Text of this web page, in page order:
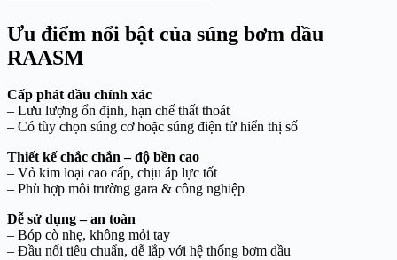
Ưu điểm nổi bật của súng bơm dầu
RAASM
Cấp phát dầu chính xác
– Lưu lượng ổn định, hạn chế thất thoát
– Có tùy chọn súng cơ hoặc súng điện tử hiển thị số
Thiết kế chắc chắn – độ bền cao
– Vỏ kim loại cao cấp, chịu áp lực tốt
– Phù hợp môi trường gara & công nghiệp
Dễ sử dụng – an toàn
– Bóp cò nhẹ, không mỏi tay
– Đầu nối tiêu chuẩn, dễ lắp với hệ thống bơm dầu